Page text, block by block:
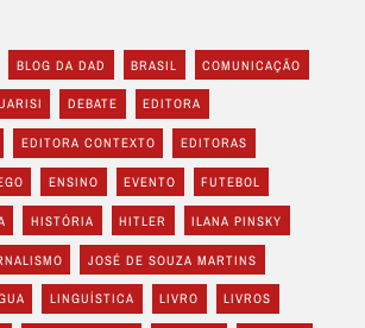
BLOG DA DAD BRASIL COMUNICAÇÃO
DEBATE EDITORA
EDITORA CONTEXTO EDITORAS
ENSINO EVENTO FUTEBOL
HISTÓRIA HITLER ILANA PINSKY
JOSÉ DE SOUZA MARTINS
LINGUÍSTICA LIVRO LIVROS